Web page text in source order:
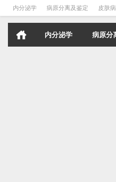
内分泌学 病原分离及鉴定 皮肤
内分泌学 病原分